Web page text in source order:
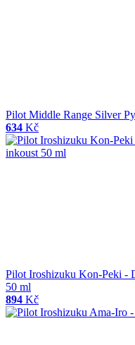
Pilot Middle Range Silver
634 Kč
Pilot Iroshizuku Kon-Peki -
50 ml
894 Kč